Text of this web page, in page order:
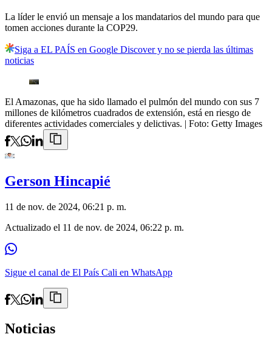
La líder le envió un mensaje a los mandatarios del mundo para que
tomen acciones durante la COP29.
Siga a EL PAÍS en Google Discover y no se pierda las últimas
noticias
El Amazonas, que ha sido llamado el pulmón del mundo con sus 7
millones de kilómetros cuadrados de extensión, está en riesgo de
diferentes actividades comerciales y delictivas. | Foto: Getty Images
Gerson Hincapié
11 de nov. de 2024, 06:21 p. m.
Actualizado el 11 de nov. de 2024, 06:22 p. m.
Sigue el canal de El País Cali en WhatsApp
Noticias